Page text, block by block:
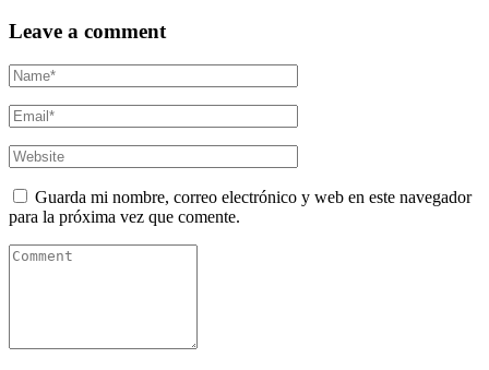
Leave a comment
Guarda mi nombre, correo electrónico y web en este navegador
para la próxima vez que comente.